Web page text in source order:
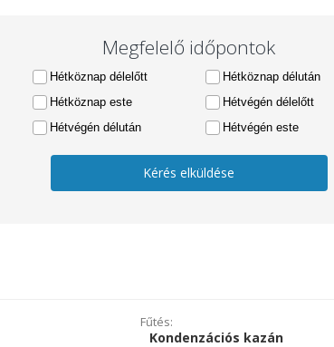
Megfelelő időpontok
Hétköznap délelőtt
Hétköznap délután
Hétköznap este
Hétvégén délelőtt
Hétvégén délután
Hétvégén este
Kérés elküldése
Fűtés:
Kondenzációs kazán